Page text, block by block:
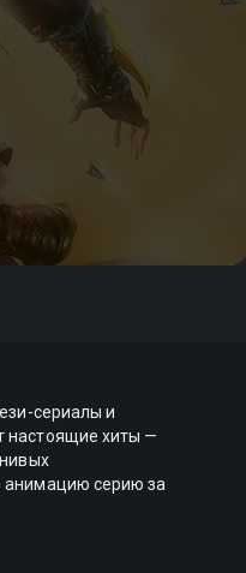
сериалы и
настоящие хиты —
анимацию серию за